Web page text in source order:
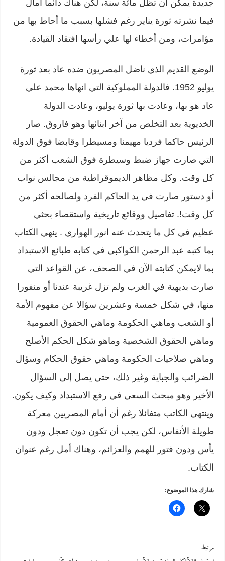
جديدة يمكن أن تظل مائة سنة، لكن هناك دائما أمال
فيما نشرته ثورة يناير رغم فشلها بسبب ما أحاط بها من
مؤامرات، ومن أخطاء لها علي رأسها افتقاد القيادة.
الوضع القديم الذي ناضل المصريون ضده عاد بعد ثورة
يوليو 1952. فالدولة المملوكية التي انهاها محمد علي
عاد هو بها، وعادت بها ثورة يوليو، وعادت الدولة
الخديوية بعد التخلص من آخر ابنائها وهو فاروق. صار
الرئيس حاكما فرديا مهيمنا ومسيطرا وقابضا فوق الدولة
التي صارت جهاز ضبط وسيطرة فوق الشعب أكثر من
كل وقت. وكل مظاهر الديموقراطية من مجالس نواب
أو دستور صارت في يد الحاكم الفرد ولصالحه أكثر من
كل وقت!. تفاصيل ووقائع تاريخية واستقصاء بحثي
عظيم في كل ما يتحدث عنه انور الهواري . ينهي الكتاب
بما كتبه عبد الرحمن الكواكبي في كتابه طبائع الاستبداد
بما لايمكن كتابته الآن في الصحف، عن القواعد التي
صارت بديهية في الغرب ولم تزل غريبة عندنا أو منفورا
منها، في شكل خمسة وعشرين سؤالا عن مفهوم الأمة
أو الشعب وماهي الحكومة وماهي الحقوق العمومية
وماهي الحقوق الشخصية وماهو شكل الحكم الأصلح
وماهي صلاحيات الحكومة وماهي حقوق الحكام وسؤال
الضرائب والجباية وغير ذلك، حتي يصل إلى السؤال
الأخير وهو مبحث السعي في رفع الاستبداد وكيف يكون.
وينتهي الكاتب متفائلا رغم أن أمام المصريين معركة
طويلة الأنفاس، لكن يجب أن تكون دون تعجل ودون
يأس ودون فتور للهمم والعزائم، وهناك أمل رغم عنوان
الكتاب.
شارك هذا الموضوع:
مرتبط